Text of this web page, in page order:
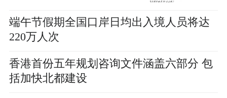
端午节假期全国口岸日均出入境人员将达
220万人次
香港首份五年规划咨询文件涵盖六部分 包
括加快北都建设